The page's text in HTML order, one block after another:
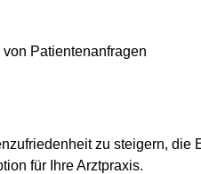
Patientenanfragen
zu steigern,
für Ihre Arztpraxis.